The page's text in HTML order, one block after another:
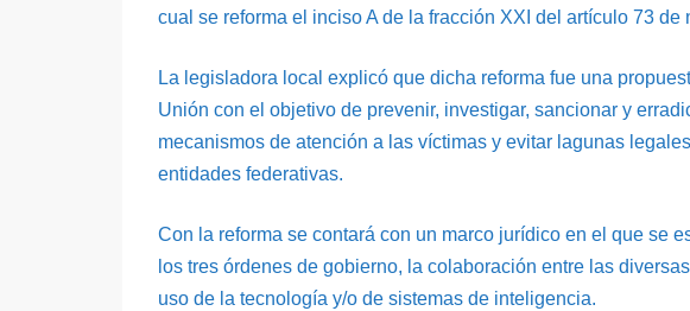
cual se reforma el inciso A de la fracción XXI del artículo 73 de
La legisladora local explicó que dicha reforma fue una
Unión con el objetivo de prevenir, investigar, sancionar y
mecanismos de atención a las víctimas y evitar lagunas
entidades federativas.
Con la reforma se contará con un marco jurídico en el que se
los tres órdenes de gobierno, la colaboración entre las
uso de la tecnología y/o de sistemas de inteligencia.